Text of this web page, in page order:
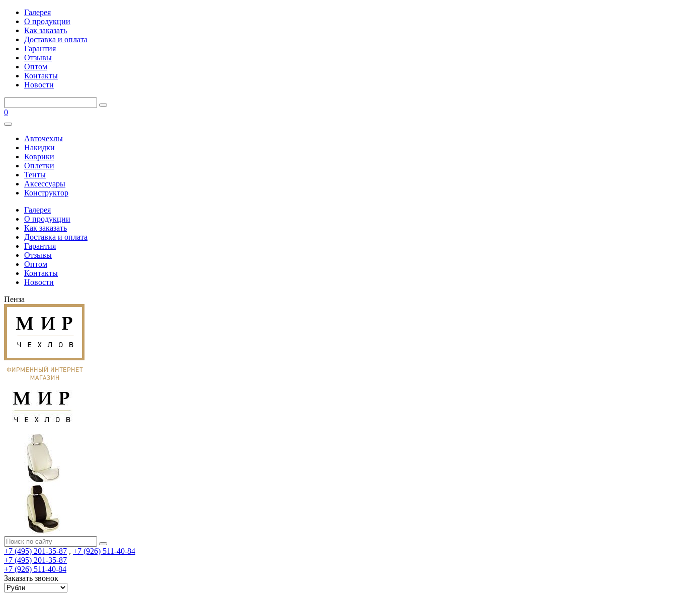
Галерея
О продукции
Как заказать
Доставка и оплата
Гарантия
Отзывы
Оптом
Контакты
Новости
0
Авточехлы
Накидки
Коврики
Оплетки
Тенты
Аксессуары
Конструктор
Галерея
О продукции
Как заказать
Доставка и оплата
Гарантия
Отзывы
Оптом
Контакты
Новости
Пенза
+7 (495) 201-35-87 , +7 (926) 511-40-84
+7 (495) 201-35-87
+7 (926) 511-40-84
Заказать звонок